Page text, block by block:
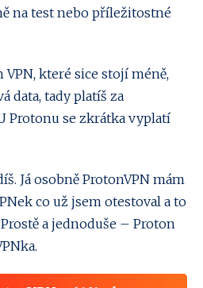
na test nebo příležitostné
které sice stojí méně,
data, tady platíš za
Protonu se zkrátka vyplatí
Já osobně ProtonVPN mám
co už jsem otestoval a to
a jednoduše – Proton